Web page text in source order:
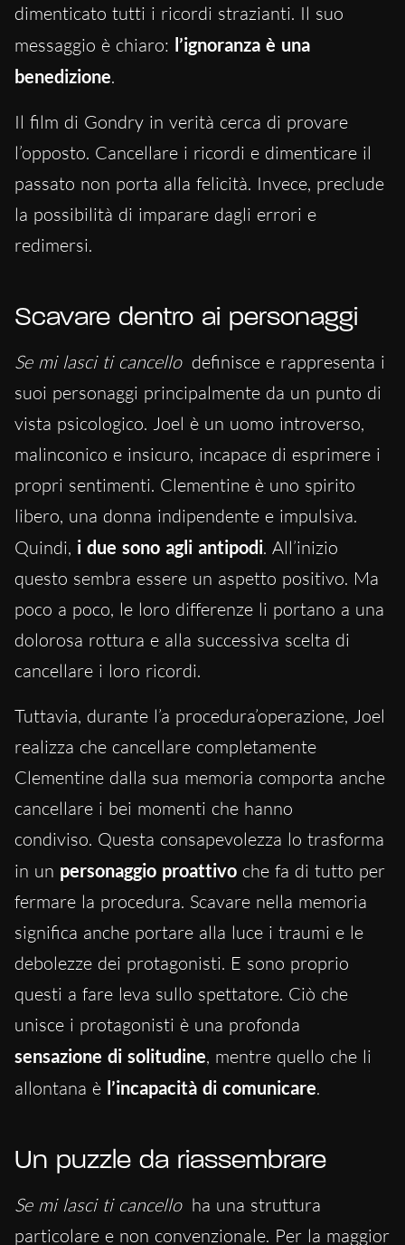
dimenticato tutti i ricordi strazianti. Il suo
messaggio è chiaro: l’ignoranza è una
benedizione.
Il film di Gondry in verità cerca di provare
l’opposto. Cancellare i ricordi e dimenticare il
passato non porta alla felicità. Invece, preclude
la possibilità di imparare dagli errori e
redimersi.
Scavare dentro ai personaggi
Se mi lasci ti cancello definisce e rappresenta i
suoi personaggi principalmente da un punto di
vista psicologico. Joel è un uomo introverso,
malinconico e insicuro, incapace di esprimere i
propri sentimenti. Clementine è uno spirito
libero, una donna indipendente e impulsiva.
Quindi, i due sono agli antipodi. All’inizio
questo sembra essere un aspetto positivo. Ma
poco a poco, le loro differenze li portano a una
dolorosa rottura e alla successiva scelta di
cancellare i loro ricordi.
Tuttavia, durante l’a procedura’operazione, Joel
realizza che cancellare completamente
Clementine dalla sua memoria comporta anche
cancellare i bei momenti che hanno
condiviso. Questa consapevolezza lo trasforma
in un personaggio proattivo che fa di tutto per
fermare la procedura. Scavare nella memoria
significa anche portare alla luce i traumi e le
debolezze dei protagonisti. E sono proprio
questi a fare leva sullo spettatore. Ciò che
unisce i protagonisti è una profonda
sensazione di solitudine, mentre quello che li
allontana è l’incapacità di comunicare.
Un puzzle da riassembrare
Se mi lasci ti cancello ha una struttura
particolare e non convenzionale. Per la maggior